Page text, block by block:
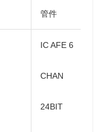
管件
IC AFE 6
CHAN
24BIT